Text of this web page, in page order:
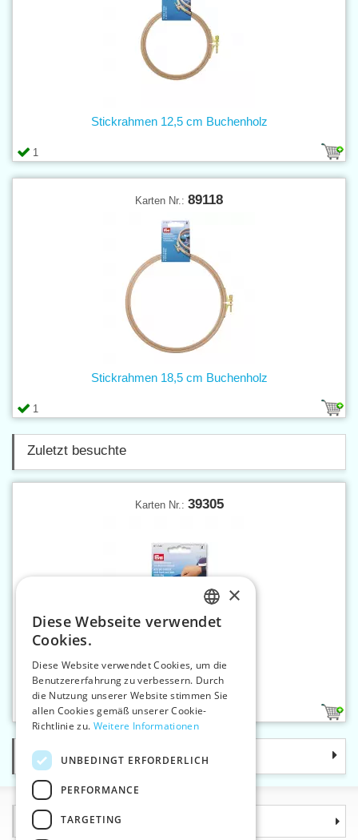
1
Stickrahmen 12,5 cm Buchenholz
Karten Nr.: 89118
1
Stickrahmen 18,5 cm Buchenholz
Zuletzt besuchte
Karten Nr.: 39305
1
Armnadelkissen
Kategorie
Informationen
CZECH
ENGLISH
×
Diese Webseite verwendet
Cookies.
Diese Website verwendet Cookies, um die
Benutzererfahrung zu verbessern. Durch
die Nutzung unserer Website stimmen Sie
allen Cookies gemäß unserer Cookie-
Richtlinie zu. Weitere Informationen
UNBEDINGT ERFORDERLICH
PERFORMANCE
TARGETING